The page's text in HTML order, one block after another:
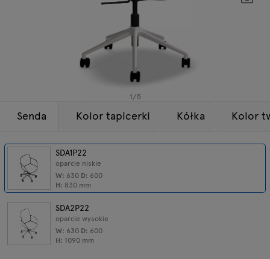
1/5
Senda
SDA1P22
oparcie niskie
W: 630 D: 600
H: 830 mm
SDA2P22
oparcie wysokie
W: 630 D: 600
H: 1090 mm
Kolor tapicerki Kółka Kolor